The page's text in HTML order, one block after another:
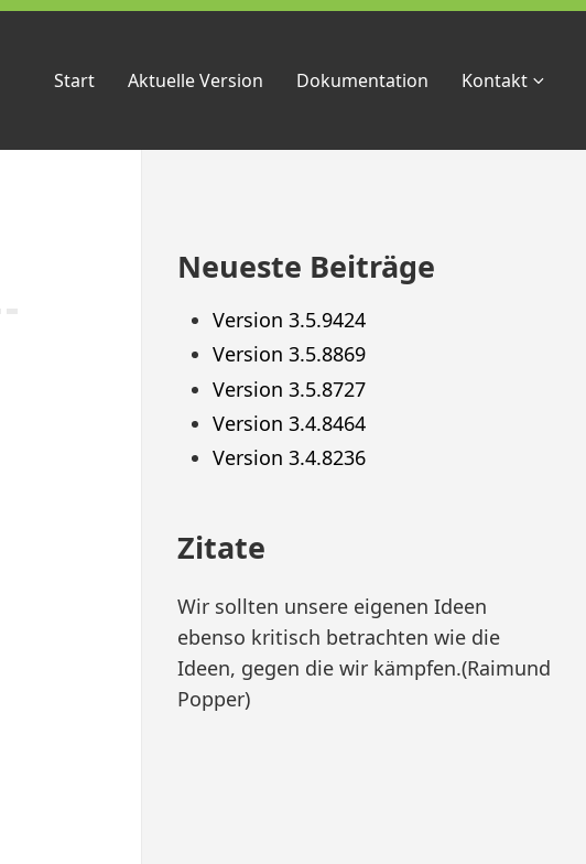
Start Aktuelle Version Dokumentation Kontakt
Footer
Neueste Beiträge
Version 3.5.9424
Version 3.5.8869
Version 3.5.8727
Version 3.4.8464
Version 3.4.8236
Zitate
Wir sollten unsere eigenen Ideen
ebenso kritisch betrachten wie die
Ideen, gegen die wir kämpfen.(Raimund
Popper)